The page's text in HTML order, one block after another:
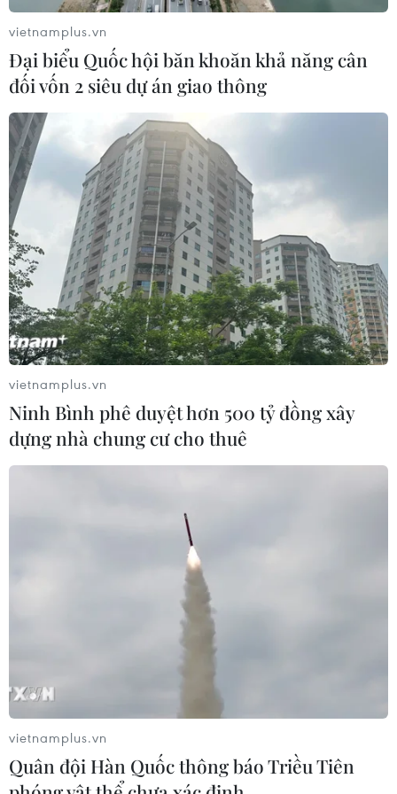
vietnamplus.vn
Đại biểu Quốc hội băn khoăn khả năng cân
đối vốn 2 siêu dự án giao thông
vietnamplus.vn
Ninh Bình phê duyệt hơn 500 tỷ đồng xây
dựng nhà chung cư cho thuê
vietnamplus.vn
Quân đội Hàn Quốc thông báo Triều Tiên